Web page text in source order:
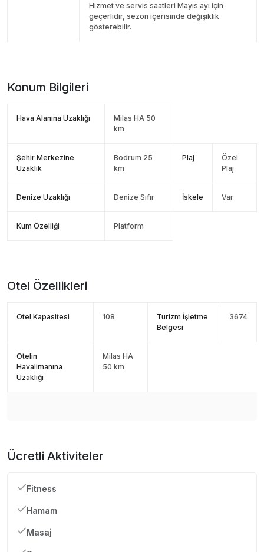
Hizmet ve servis saatleri Mayıs ayı için
geçerlidir, sezon içerisinde değişiklik
gösterebilir.
Konum Bilgileri
Hava Alanına Uzaklığı
Milas HA 50
km
Şehir Merkezine
Uzaklık
Bodrum 25
km
Plaj
Özel
Plaj
Denize Uzaklığı Denize Sıfır İskele Var
Kum Özelliği Platform
Otel Özellikleri
Otel Kapasitesi 108
Turizm İşletme
Belgesi
3674
Otelin
Havalimanına
Uzaklığı
Milas HA
50 km
Ücretli Aktiviteler
Fitness
Hamam
Masaj